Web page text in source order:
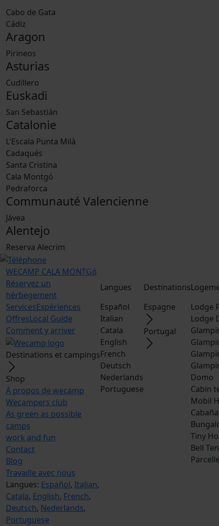
Cabo de Gata
Cádiz
Aragon
Pirineos
Asturias
Cudillero
Euskadi
San Sebastián
Catalonie
L'Escala Punta Milà
Cadaqués
Santa Cristina
Cala Montgó
Pedraforca
Communauté Valencienne
Jávea
Alentejo
Reserva Alecrim
WECAMP CALA MONTGó
Réservez un
hérbegement
ServicesExpériences
OffresLocal Guide
Comment y arriver
Destinations et campings
Shop
À propos de wecamp
Wecampers club
As green as possible
camps
work and fun
Contact
Blog
Travaille avec nous
Langues: Español, Italian,
Catala, English, French,
Deutsch, Nederlands,
Portuguese
Langues
Español
Italian
Catala
English
French
Deutsch
Nederlands
Portuguese
Destinations
Espagne
Portugal
Lodge
Lodge
Domo
Cabin
Mobil
Tiny
Bell